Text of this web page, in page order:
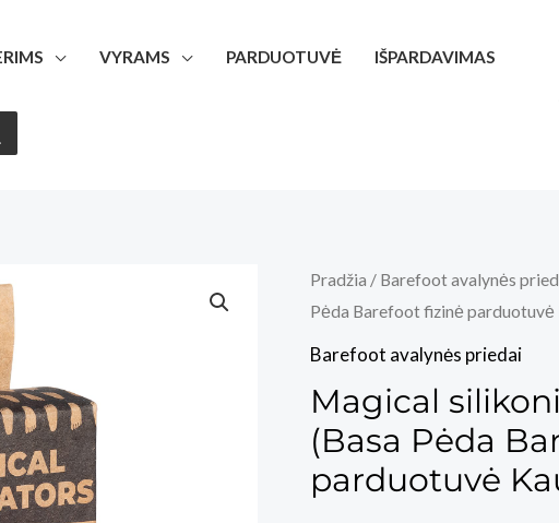
VYRAMS PARDUOTUVĖ IŠPARDAVIMAS
Pradžia / Barefoot avalynės
Pėda Barefoot fizinė parduotuvė
Barefoot avalynės priedai
Magical
(Basa Pėda
parduotuvė